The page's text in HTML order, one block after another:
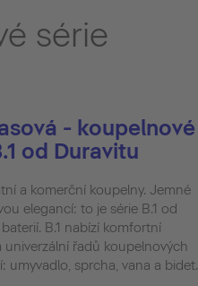
série
- koupelnové
od Duravitu
a komerční koupelny. Jemné
elegancí: to je série B.1 od
B.1 nabízí komfortní
řadů koupelnových
umyvadlo, sprcha, vana a bidet.